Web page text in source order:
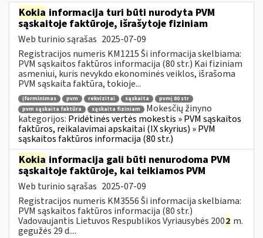
Kokia informacija turi būti nurodyta PVM
sąskaitoje faktūroje, išrašytoje fiziniam
Web turinio sąrašas 2025-07-09
Registracijos numeris KM1215 Ši informacija skelbiama:
PVM sąskaitos faktūros informacija (80 str.) Kai fiziniam
asmeniui, kuris nevykdo ekonominės veiklos, išrašoma
PVM sąskaita faktūra, tokioje...
įforminimas pvm rekvizitai sąskaita
pvmį 80 str
pvm sąskaita faktūra
sąskaita fiziniam
Mokesčių žinyno
kategorijos: Pridėtinės vertės mokestis » PVM sąskaitos
faktūros, reikalavimai apskaitai (IX skyrius) » PVM
sąskaitos faktūros informacija (80 str.)
Kokia informacija gali būti nenurodoma PVM
sąskaitoje faktūroje, kai teikiamos PVM
Web turinio sąrašas 2025-07-09
Registracijos numeris KM3556 Ši informacija skelbiama:
PVM sąskaitos faktūros informacija (80 str.)
Vadovaujantis Lietuvos Respublikos Vyriausybės 2002 m.
gegužės 29 d....